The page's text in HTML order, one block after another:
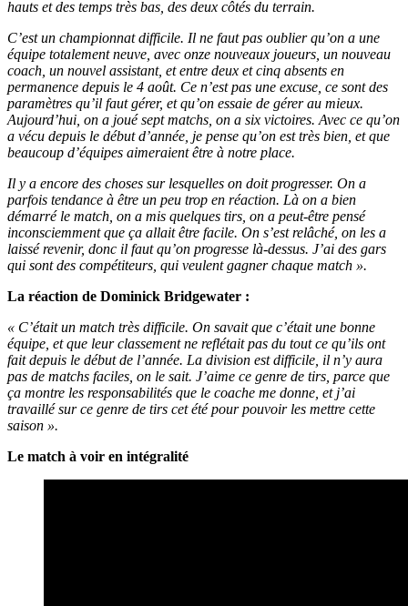
hauts et des temps très bas, des deux côtés du terrain.
C’est un championnat difficile. Il ne faut pas oublier qu’on a une
équipe totalement neuve, avec onze nouveaux joueurs, un nouveau
coach, un nouvel assistant, et entre deux et cinq absents en
permanence depuis le 4 août. Ce n’est pas une excuse, ce sont des
paramètres qu’il faut gérer, et qu’on essaie de gérer au mieux.
Aujourd’hui, on a joué sept matchs, on a six victoires. Avec ce qu’on
a vécu depuis le début d’année, je pense qu’on est très bien, et que
beaucoup d’équipes aimeraient être à notre place.
Il y a encore des choses sur lesquelles on doit progresser. On a
parfois tendance à être un peu trop en réaction. Là on a bien
démarré le match, on a mis quelques tirs, on a peut-être pensé
inconsciemment que ça allait être facile. On s’est relâché, on les a
laissé revenir, donc il faut qu’on progresse là-dessus. J’ai des gars
qui sont des compétiteurs, qui veulent gagner chaque match ».
La réaction de Dominick Bridgewater :
« C’était un match très difficile. On savait que c’était une bonne
équipe, et que leur classement ne reflétait pas du tout ce qu’ils ont
fait depuis le début de l’année. La division est difficile, il n’y aura
pas de matchs faciles, on le sait. J’aime ce genre de tirs, parce que
ça montre les responsabilités que le coache me donne, et j’ai
travaillé sur ce genre de tirs cet été pour pouvoir les mettre cette
saison ».
Le match à voir en intégralité